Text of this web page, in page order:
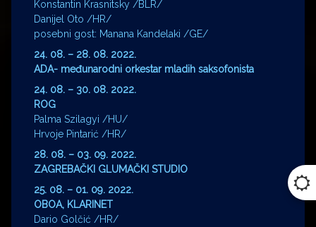
Konstantin Krasnitsky /BLR/
Danijel Oto /HR/
posebni gost: Manana Kandelaki /GE/
24. 08. – 28. 08. 2022.
ADA- međunarodni orkestar mladih saksofonista
24. 08. – 30. 08. 2022.
ROG
Palma Szilagyi /HU/
Hrvoje Pintarić /HR/
28. 08. – 03. 09. 2022.
ZAGREBAČKI GLUMAČKI STUDIO
25. 08. – 01. 09. 2022.
OBOA, KLARINET
Dario Golčić /HR/